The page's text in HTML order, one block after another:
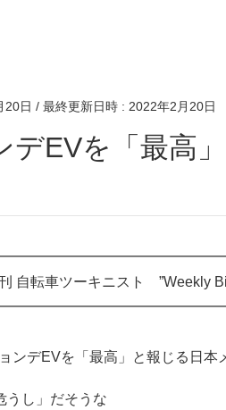
20日 / 最終更新日時 : 2022年2月20日
転車ツーキニスト ”Weekly
を「最高」と報じる日本メ
うし」だそうな